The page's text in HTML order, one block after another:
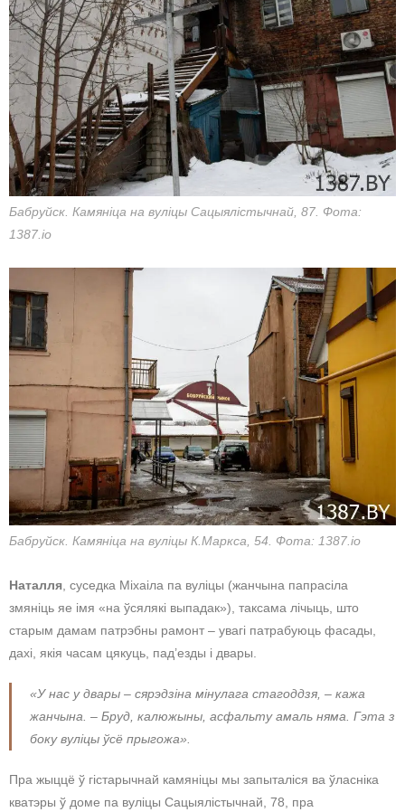
Бабруйск. Камяніца на вуліцы Сацыялістычнай, 87. Фота:
1387.io
Бабруйск. Камяніца на вуліцы К.Маркса, 54. Фота: 1387.io
Наталля, суседка Міхаіла па вуліцы (жанчына папрасіла
змяніць яе імя «на ўсялякі выпадак»), таксама лічыць, што
старым дамам патрэбны рамонт – увагі патрабуюць фасады,
дахі, якія часам цякуць, пад’езды і двары.
«У нас у двары – сярэдзіна мінулага стагоддзя, – кажа
жанчына. – Бруд, калюжыны, асфальту амаль няма. Гэта з
боку вуліцы ўсё прыгожа».
Пра жыццё ў гістарычнай камяніцы мы запыталіся ва ўласніка
кватэры ў доме па вуліцы Сацыялістычнай, 78, пра